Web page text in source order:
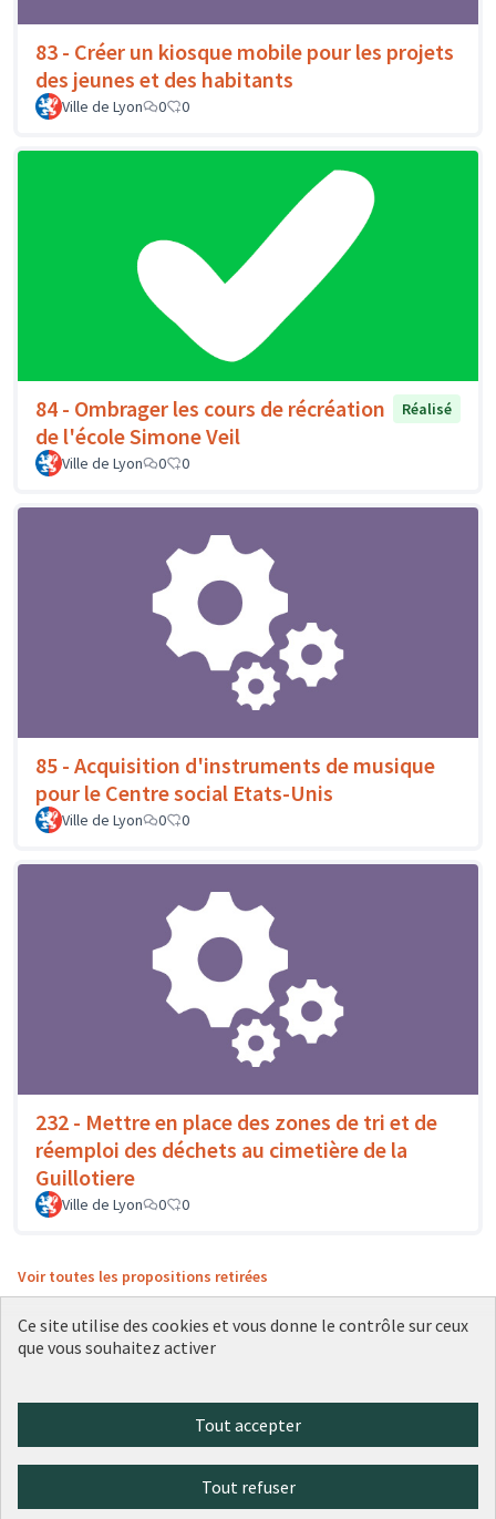
83 - Créer un kiosque mobile pour les projets
des jeunes et des habitants
Ville de Lyon 0 0
84 - Ombrager les cours de récréation
de l'école Simone Veil
Réalisé
Ville de Lyon 0 0
85 - Acquisition d'instruments de musique
pour le Centre social Etats-Unis
Ville de Lyon 0 0
232 - Mettre en place des zones de tri et de
réemploi des déchets au cimetière de la
Guillotiere
Ville de Lyon 0 0
Voir toutes les propositions retirées
(Lien externe)
(Lien externe)
(Lien externe)
(Lien externe)
(Lien externe)
Ce site utilise des cookies et vous donne le contrôle sur ceux
que vous souhaitez activer
Tout accepter
Tout refuser